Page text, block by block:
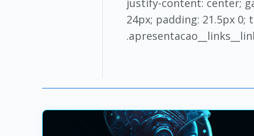
justify-content: center;
24px; padding: 21.5px